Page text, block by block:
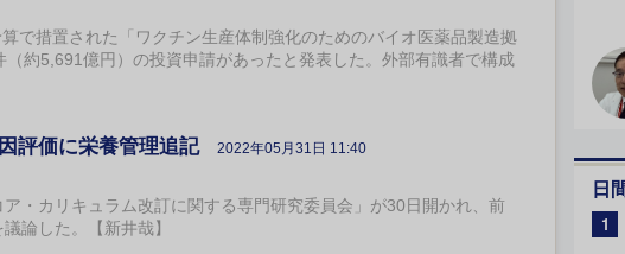
で措置された「ワクチン生産体制強化のためのバイオ医薬品製造拠
約5,691億円）の投資申請があったと発表した。外部有識者で構成
評価に栄養管理追記 2022年05月31日 11:40
・カリキュラム改訂に関する専門研究委員会」が30日開かれ、前
論した。【新井哉】
日
1